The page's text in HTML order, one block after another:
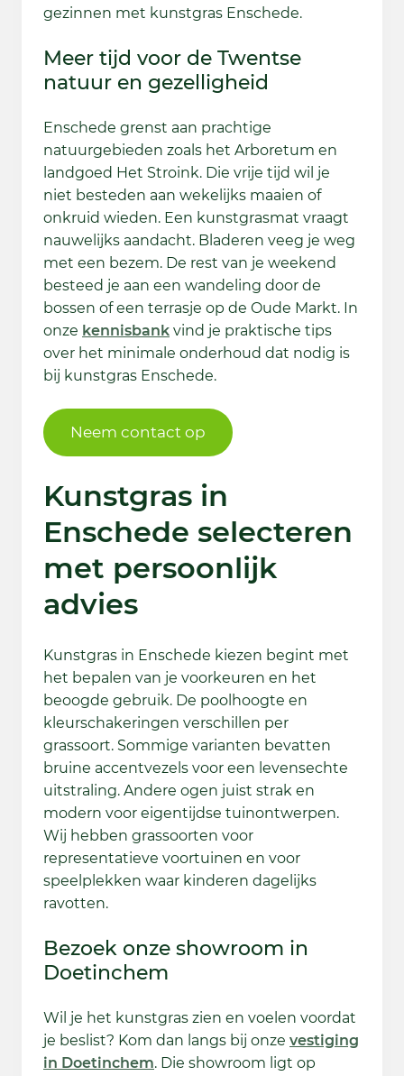
gezinnen met kunstgras Enschede.
Meer tijd voor de Twentse
natuur en gezelligheid
Enschede grenst aan prachtige
natuurgebieden zoals het Arboretum en
landgoed Het Stroink. Die vrije tijd wil je
niet besteden aan wekelijks maaien of
onkruid wieden. Een kunstgrasmat vraagt
nauwelijks aandacht. Bladeren veeg je weg
met een bezem. De rest van je weekend
besteed je aan een wandeling door de
bossen of een terrasje op de Oude Markt. In
onze kennisbank vind je praktische tips
over het minimale onderhoud dat nodig is
bij kunstgras Enschede.
Neem contact op
Kunstgras in
Enschede selecteren
met persoonlijk
advies
Kunstgras in Enschede kiezen begint met
het bepalen van je voorkeuren en het
beoogde gebruik. De poolhoogte en
kleurschakeringen verschillen per
grassoort. Sommige varianten bevatten
bruine accentvezels voor een levensechte
uitstraling. Andere ogen juist strak en
modern voor eigentijdse tuinontwerpen.
Wij hebben grassoorten voor
representatieve voortuinen en voor
speelplekken waar kinderen dagelijks
ravotten.
Bezoek onze showroom in
Doetinchem
Wil je het kunstgras zien en voelen voordat
je beslist? Kom dan langs bij onze vestiging
in Doetinchem. Die showroom ligt op